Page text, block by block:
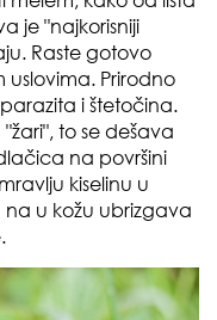
je "najkorisniji
Raste gotovo
Prirodno
i štetočina.
to se dešava
na površini
kiselinu u
na u kožu ubrizgava